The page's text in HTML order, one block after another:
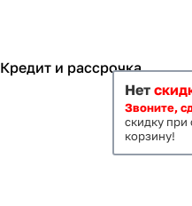
Кредит и рассрочка
Нет
Звоните,
скидку
корзину!